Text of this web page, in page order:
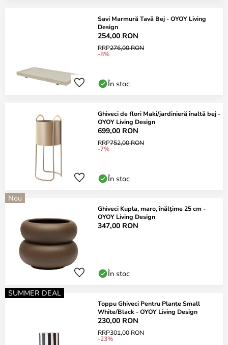
Savi Marmură Tavă Bej - OYOY Living
Design
254,00 RON
RRP276,00 RON
-8%
În stoc
Ghiveci de flori Maki/jardinieră înaltă bej -
OYOY Living Design
699,00 RON
RRP752,00 RON
-7%
În stoc
Nou
Ghiveci Kupla, maro, înălțime 25 cm -
OYOY Living Design
347,00 RON
În stoc
SUMMER DEAL
Toppu Ghiveci Pentru Plante Small
White/Black - OYOY Living Design
230,00 RON
RRP301,00 RON
-23%